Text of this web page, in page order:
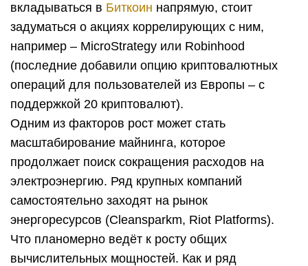
вкладываться в Биткоин напрямую, стоит
задуматься о акциях коррелирующих с ним,
например – MicroStrategy или Robinhood
(последние добавили опцию криптовалютных
операций для пользователей из Европы – с
поддержкой 20 криптовалют).
Одним из факторов рост может стать
масштабирование майнинга, которое
продолжает поиск сокращения расходов на
электроэнергию. Ряд крупных компаний
самостоятельно заходят на рынок
энергоресурсов (Cleansparkm, Riot Platforms).
Что планомерно ведёт к росту общих
вычислительных мощностей. Как и ряд